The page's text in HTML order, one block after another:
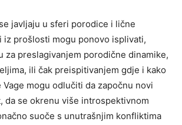
javljaju u sferi porodice i lične
iz prošlosti mogu ponovo isplivati,
za preslagivanjem porodične dinamike,
ili čak preispitivanjem gdje i kako
mogu odlučiti da započnu novi
da se okrenu više introspektivnom
suoče s unutrašnjim konfliktima